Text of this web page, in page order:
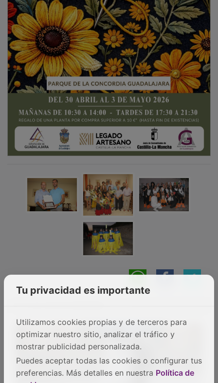
NOTICIAS RELACIONADAS
Tu privacidad es importante
Utilizamos cookies propias y de terceros para
optimizar nuestro sitio, analizar el tráfico y
mostrar publicidad personalizada.
Puedes aceptar todas las cookies o configurar tus
preferencias. Más detalles en nuestra Política de